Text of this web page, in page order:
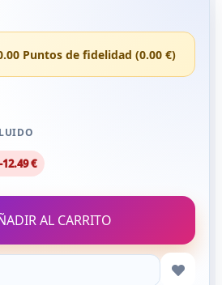
Puntos de fidelidad (0.00 €)
€
AL CARRITO